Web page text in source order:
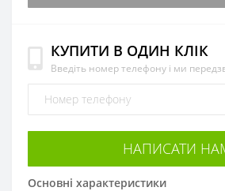
КУПИТИ В ОДИН КЛІК
Введіть номер телефону і ми
НАПИСАТИ
Основні характеристики